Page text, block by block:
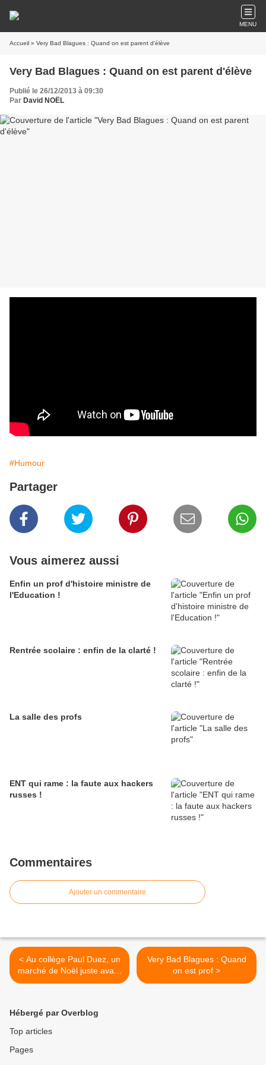
MENU
Accueil » Very Bad Blagues : Quand on est parent d'élève
Very Bad Blagues : Quand on est parent d'élève
Publié le 26/12/2013 à 09:30
Par David NOËL
#Humour
Partager
Vous aimerez aussi
Enfin un prof d'histoire ministre de
l'Education !
Rentrée scolaire : enfin de la clarté !
La salle des profs
ENT qui rame : la faute aux hackers
russes !
Commentaires
Ajouter un commentaire
< Au collège Paul Duez, un
marché de Noël juste avant
les vacances
Very Bad Blagues : Quand
on est prof >
Hébergé par Overblog
Top articles
Pages